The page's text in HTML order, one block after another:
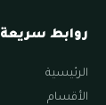
روابط سريعة
الرئيسية
الأقسام